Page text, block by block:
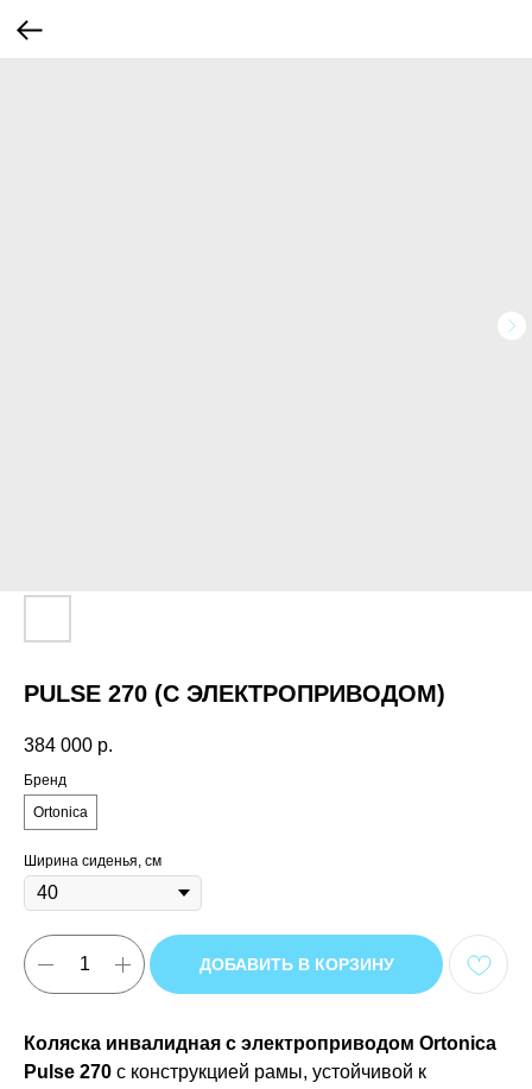
PULSE 270 (С ЭЛЕКТРОПРИВОДОМ)
384 000 р.
Бренд
Ortonica
Ширина сиденья, см
ДОБАВИТЬ В КОРЗИНУ
Коляска инвалидная с электроприводом Ortonica
Pulse 270 с конструкцией рамы, устойчивой к